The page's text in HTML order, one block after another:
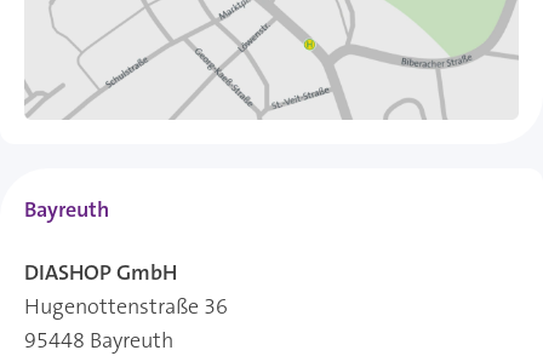
Bayreuth
DIASHOP GmbH
Hugenottenstraße 36
95448 Bayreuth